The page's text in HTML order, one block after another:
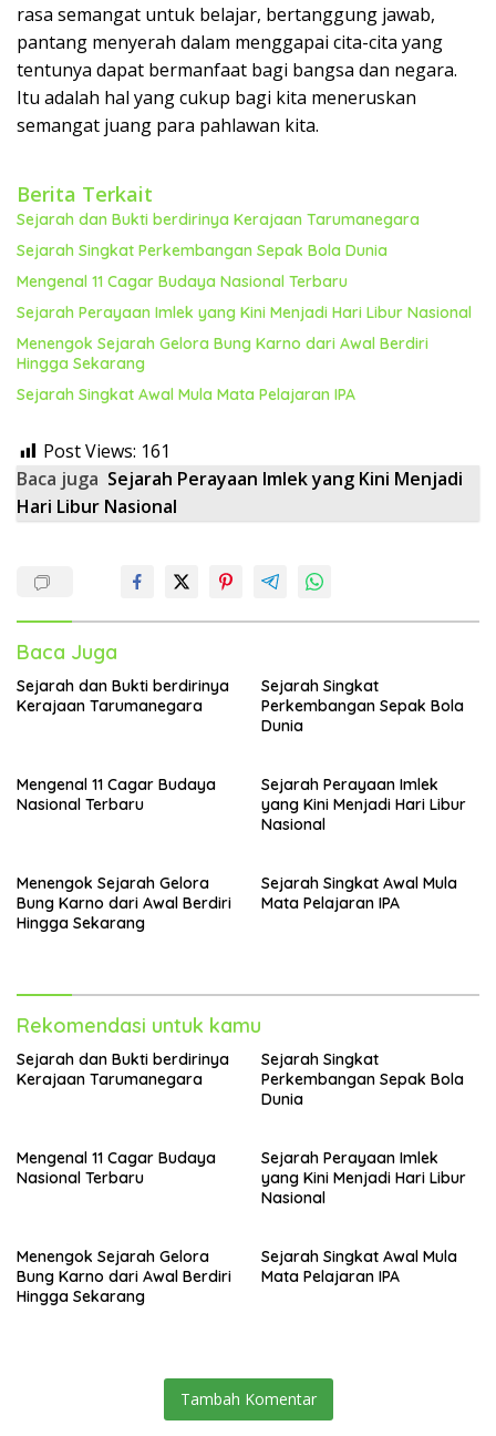
rasa semangat untuk belajar, bertanggung jawab,
pantang menyerah dalam menggapai cita-cita yang
tentunya dapat bermanfaat bagi bangsa dan negara.
Itu adalah hal yang cukup bagi kita meneruskan
semangat juang para pahlawan kita.
Berita Terkait
Sejarah dan Bukti berdirinya Kerajaan Tarumanegara
Sejarah Singkat Perkembangan Sepak Bola Dunia
Mengenal 11 Cagar Budaya Nasional Terbaru
Sejarah Perayaan Imlek yang Kini Menjadi Hari Libur Nasional
Menengok Sejarah Gelora Bung Karno dari Awal Berdiri
Hingga Sekarang
Sejarah Singkat Awal Mula Mata Pelajaran IPA
Post Views: 161
Baca juga Sejarah Perayaan Imlek yang Kini Menjadi
Hari Libur Nasional
Baca Juga
Sejarah dan Bukti berdirinya
Kerajaan Tarumanegara
Sejarah Singkat
Perkembangan Sepak Bola
Dunia
Mengenal 11 Cagar Budaya
Nasional Terbaru
Sejarah Perayaan Imlek
yang Kini Menjadi Hari Libur
Nasional
Menengok Sejarah Gelora
Bung Karno dari Awal Berdiri
Hingga Sekarang
Sejarah Singkat Awal Mula
Mata Pelajaran IPA
Rekomendasi untuk kamu
Sejarah dan Bukti berdirinya
Kerajaan Tarumanegara
Sejarah Singkat
Perkembangan Sepak Bola
Dunia
Mengenal 11 Cagar Budaya
Nasional Terbaru
Sejarah Perayaan Imlek
yang Kini Menjadi Hari Libur
Nasional
Menengok Sejarah Gelora
Bung Karno dari Awal Berdiri
Hingga Sekarang
Sejarah Singkat Awal Mula
Mata Pelajaran IPA
Tambah Komentar